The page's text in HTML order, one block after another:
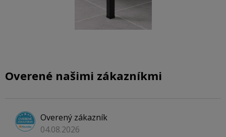
Overené našimi zákazníkmi
Overený zákazník
04.08.2026